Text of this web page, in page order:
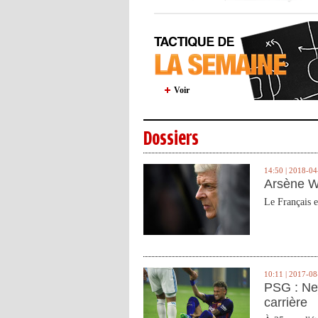
Voir
Dossiers
14:50 | 2018-
Arsène
Le Français
10:11 | 2017-
PSG :
carrière